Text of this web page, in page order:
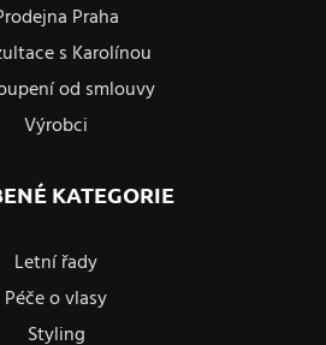
Praha
s Karolínou
od smlouvy
Výrobci
KATEGORIE
Letní řady
Péče o vlasy
Styling